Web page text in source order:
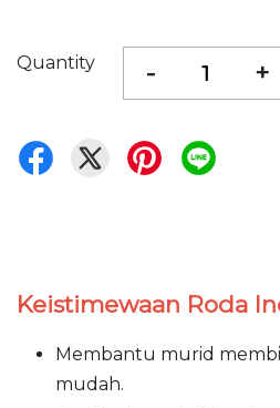
Quantity - +
Keistimewaan Roda
Membantu murid
mudah.